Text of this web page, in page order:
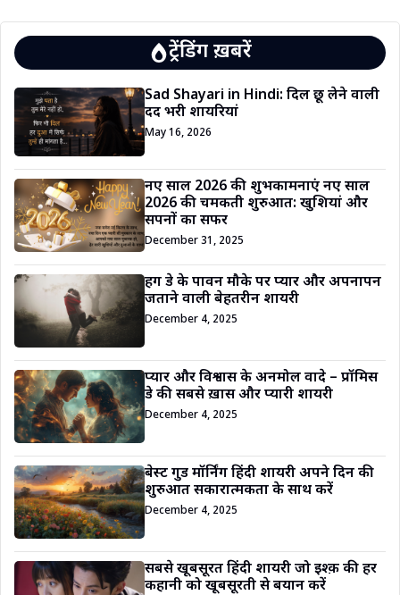
ट्रेंडिंग ख़बरें
Sad Shayari in Hindi: दिल छू लेने वाली
दर्द भरी शायरियां
May 16, 2026
नए साल 2026 की शुभकामनाएं नए साल
2026 की चमकती शुरुआत: खुशियां और
सपनों का सफर
December 31, 2025
हग डे के पावन मौके पर प्यार और अपनापन
जताने वाली बेहतरीन शायरी
December 4, 2025
प्यार और विश्वास के अनमोल वादे – प्रॉमिस
डे की सबसे ख़ास और प्यारी शायरी
December 4, 2025
बेस्ट गुड मॉर्निंग हिंदी शायरी अपने दिन की
शुरुआत सकारात्मकता के साथ करें
December 4, 2025
सबसे खूबसूरत हिंदी शायरी जो इश्क़ की हर
कहानी को खूबसूरती से बयान करें